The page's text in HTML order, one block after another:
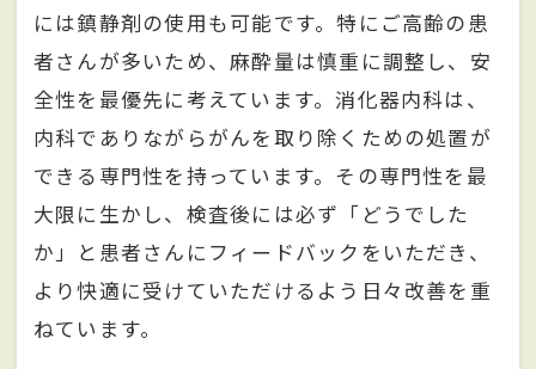
には鎮静剤の使用も可能です。特にご高齢の患
者さんが多いため、麻酔量は慎重に調整し、安
全性を最優先に考えています。消化器内科は、
内科でありながらがんを取り除くための処置が
できる専門性を持っています。その専門性を最
大限に生かし、検査後には必ず「どうでした
か」と患者さんにフィードバックをいただき、
より快適に受けていただけるよう日々改善を重
ねています。